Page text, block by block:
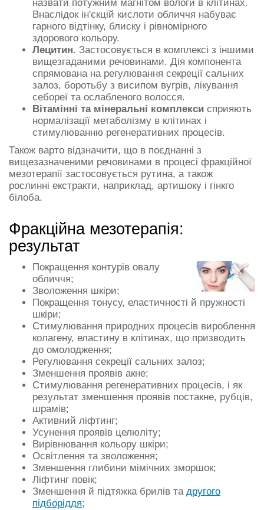
назвати потужним магнітом вологи в клітинах.
Внаслідок ін'єкцій кислоти обличчя набуває
гарного відтінку, блиску і рівномірного
здорового кольору.
Лецитин. Застосовується в комплексі з іншими
вищезгаданими речовинами. Дія компонента
спрямована на регулювання секреції сальних
залоз, боротьбу з висипом вугрів, лікування
себореї та ослабленого волосся.
Вітамінні та мінеральні комплекси сприяють
нормалізації метаболізму в клітинах і
стимулюванню регенеративних процесів.
Також варто відзначити, що в поєднанні з
вищезазначеними речовинами в процесі фракційної
мезотерапії застосовується рутина, а також
рослинні екстракти, наприклад, артишоку і гінкго
білоба.
Фракційна мезотерапія:
результат
Покращення контурів овалу
обличчя;
Зволоження шкіри;
Покращення тонусу, еластичності й пружності
шкіри;
Стимулювання природних процесів вироблення
колагену, еластину в клітинах, що призводить
до омолодження;
Регулювання секреції сальних залоз;
Зменшення проявів акне;
Стимулювання регенеративних процесів, і як
результат зменшення проявів постакне, рубців,
шрамів;
Активний ліфтинг;
Усунення проявів целюліту;
Вирівнювання кольору шкіри;
Освітлення та зволоження;
Зменшення глибини мімічних зморшок;
Ліфтинг повік;
Зменшення й підтяжка брилів та другого
підборіддя;